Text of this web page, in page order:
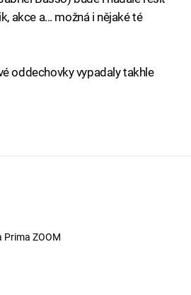
akce a... možná i nějaké té
oddechovky vypadaly takhle
Prima ZOOM